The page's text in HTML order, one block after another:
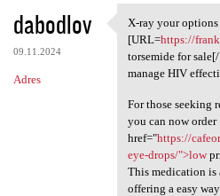
dabodlov
09.11.2024
Adres
X-ray your
X-ray your
[URL=https://
torsemide for
manage HIV
For those seeking
you can now order
href="https://
eye-drops/">low
This medication is
offering a easy